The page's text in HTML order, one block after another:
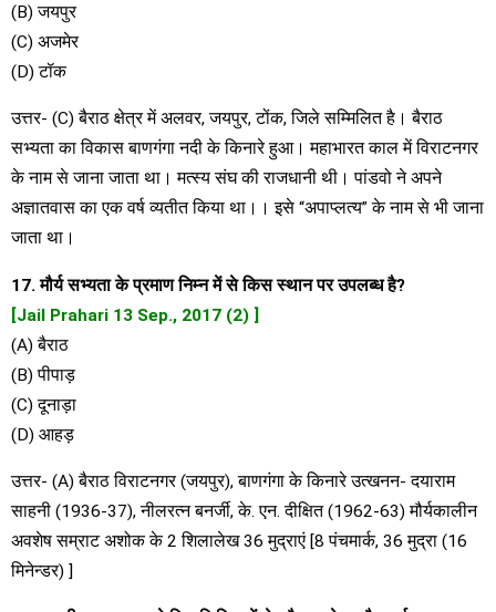
(B) जयपुर
(C) अजमेर
(D) टॉक
उत्तर- (C) बैराठ क्षेत्र में अलवर, जयपुर, टोंक, जिले सम्मिलित है। बैराठ
सभ्यता का विकास बाणगंगा नदी के किनारे हुआ। महाभारत काल में विराटनगर
के नाम से जाना जाता था। मत्स्य संघ की राजधानी थी। पांडवो ने अपने
अज्ञातवास का एक वर्ष व्यतीत किया था।। इसे “अपाप्लत्य” के नाम से भी जाना
जाता था।
17. मौर्य सभ्यता के प्रमाण निम्न में से किस स्थान पर उपलब्ध है?
[Jail Prahari 13 Sep., 2017 (2) ]
(A) बैराठ
(B) पीपाड़
(C) दूनाड़ा
(D) आहड़
उत्तर- (A) बैराठ विराटनगर (जयपुर), बाणगंगा के किनारे उत्खनन- दयाराम
साहनी (1936-37), नीलरत्न बनर्जी, के. एन. दीक्षित (1962-63) मौर्यकालीन
अवशेष सम्राट अशोक के 2 शिलालेख 36 मुद्राएं [8 पंचमार्क, 36 मुद्रा (16
मिनेन्डर) ]